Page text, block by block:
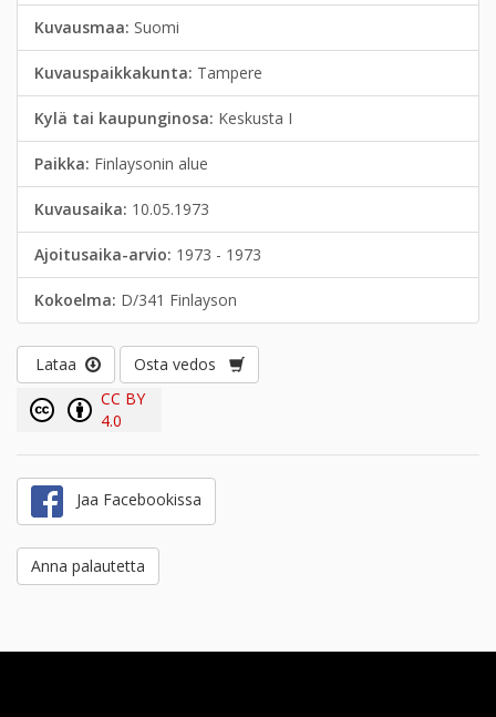
Kuvausmaa: Suomi
Kuvauspaikkakunta: Tampere
Kylä tai kaupunginosa: Keskusta I
Paikka: Finlaysonin alue
Kuvausaika: 10.05.1973
Ajoitusaika-arvio: 1973 - 1973
Kokoelma: D/341 Finlayson
Lataa
Osta vedos
CC BY
4.0
Jaa Facebookissa
Anna palautetta